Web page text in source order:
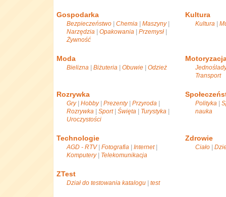
Gospodarka
Bezpieczeństwo Chemia Maszyny|
Narzędzia
Opakowania Przemysł
Żywność
Kultura
Kultura
Moda
Bielizna Biżuteria Obuwie Odzież
Transport
Rozrywka
Gry| Hobby| Prezenty| Przyroda
Rozrywka
Sport| Święta Turystyka
Uroczystości
Polityka
nauka
Technologie
AGD - RTV| Fotografia Internet|
Komputery| Telekomunikacja
Zdrowie
Ciało
ZTest
Dział do testowania katalogu test